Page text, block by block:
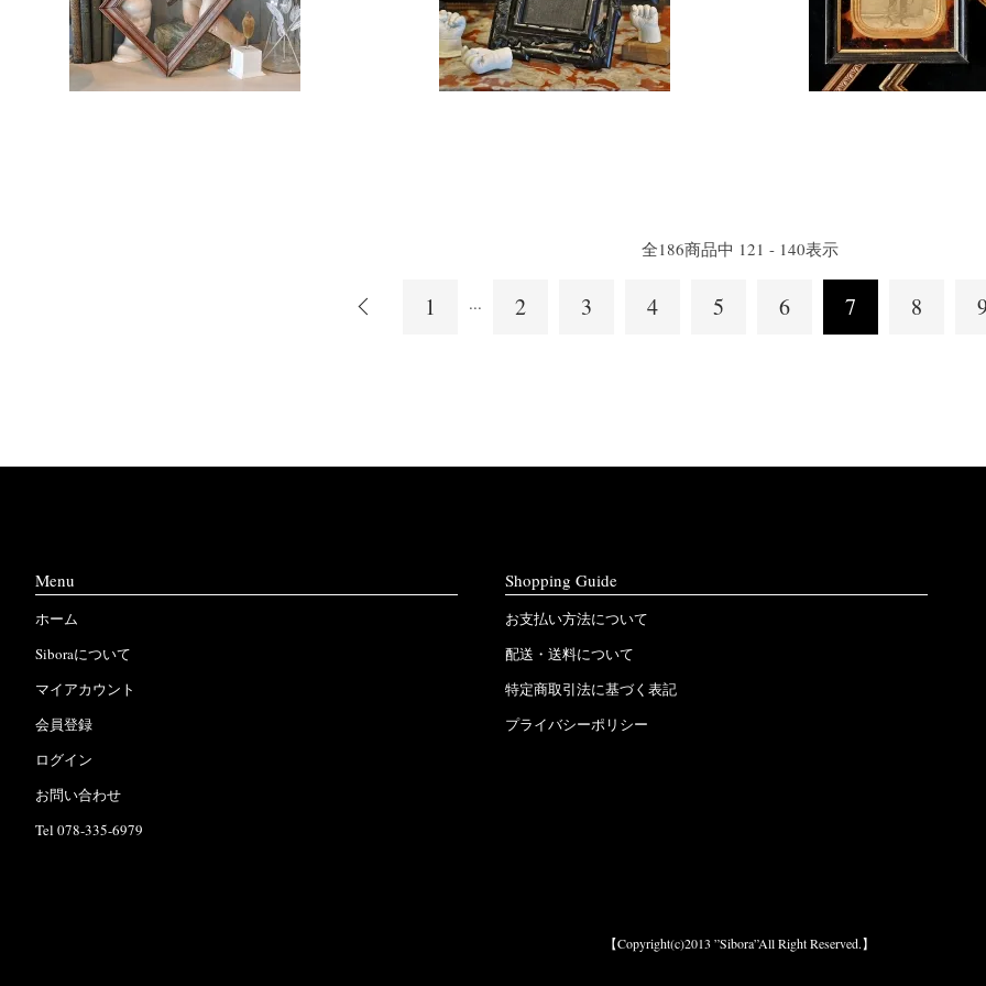
全186商品中 121 - 140表示
1 ... 2 3 4 5 6 7 8
Menu
ホーム
Siboraについて
マイアカウント
会員登録
ログイン
お問い合わせ
Tel 078-335-6979
Shopping Guide
お支払い方法について
配送・送料について
特定商取引法に基づく表記
プライバシーポリシー
【Copyright(c)2013 ”Sibora”All Right Reserved.】